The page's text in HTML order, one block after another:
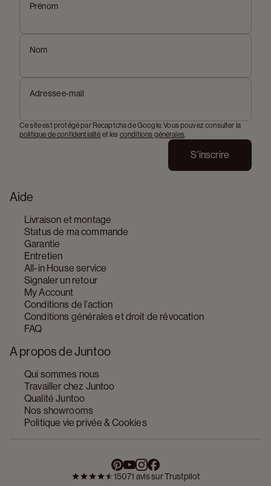
Aide
Livraison et montage
Status de ma commande
Garantie
Entretien
All-in House service
Signaler un retour
My Account
Conditions de l’action
Conditions générales et droit de révocation
FAQ
A propos de Juntoo
Qui sommes nous
Travailler chez Juntoo
Qualité Juntoo
Nos showrooms
Politique vie privée & Cookies
Prénom
Nom
Adresse e-mail
Ce site est protégé par Recaptcha de Google. Vous pouvez consulter la
politique de confidentialité et les conditions générales.
S'inscrire
15071 avis sur Trustpilot